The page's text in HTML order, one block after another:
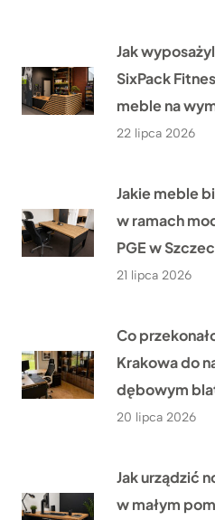
Jak
SixPack
meble na
22 lipca 2026
Jakie meble
w ramach
PGE w
21 lipca 2026
Co
Krakowa do
dębowym
20 lipca 2026
Jak urządzić
w małym